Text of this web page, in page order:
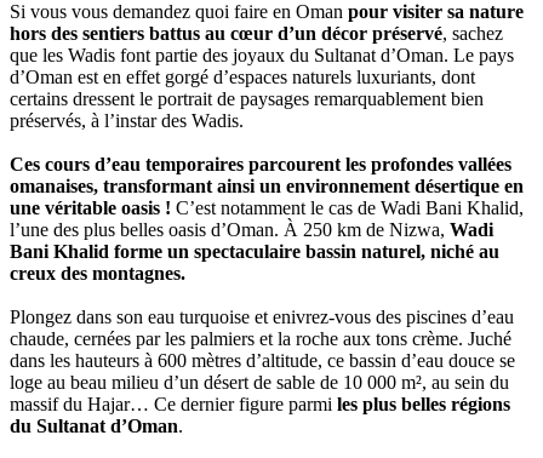
Si vous vous demandez quoi faire en Oman pour visiter sa nature
hors des sentiers battus au cœur d’un décor préservé, sachez
que les Wadis font partie des joyaux du Sultanat d’Oman. Le pays
d’Oman est en effet gorgé d’espaces naturels luxuriants, dont
certains dressent le portrait de paysages remarquablement bien
préservés, à l’instar des Wadis.
Ces cours d’eau temporaires parcourent les profondes vallées
omanaises, transformant ainsi un environnement désertique en
une véritable oasis ! C’est notamment le cas de Wadi Bani Khalid,
l’une des plus belles oasis d’Oman. À 250 km de Nizwa, Wadi
Bani Khalid forme un spectaculaire bassin naturel, niché au
creux des montagnes.
Plongez dans son eau turquoise et enivrez-vous des piscines d’eau
chaude, cernées par les palmiers et la roche aux tons crème. Juché
dans les hauteurs à 600 mètres d’altitude, ce bassin d’eau douce se
loge au beau milieu d’un désert de sable de 10 000 m², au sein du
massif du Hajar… Ce dernier figure parmi les plus belles régions
du Sultanat d’Oman.